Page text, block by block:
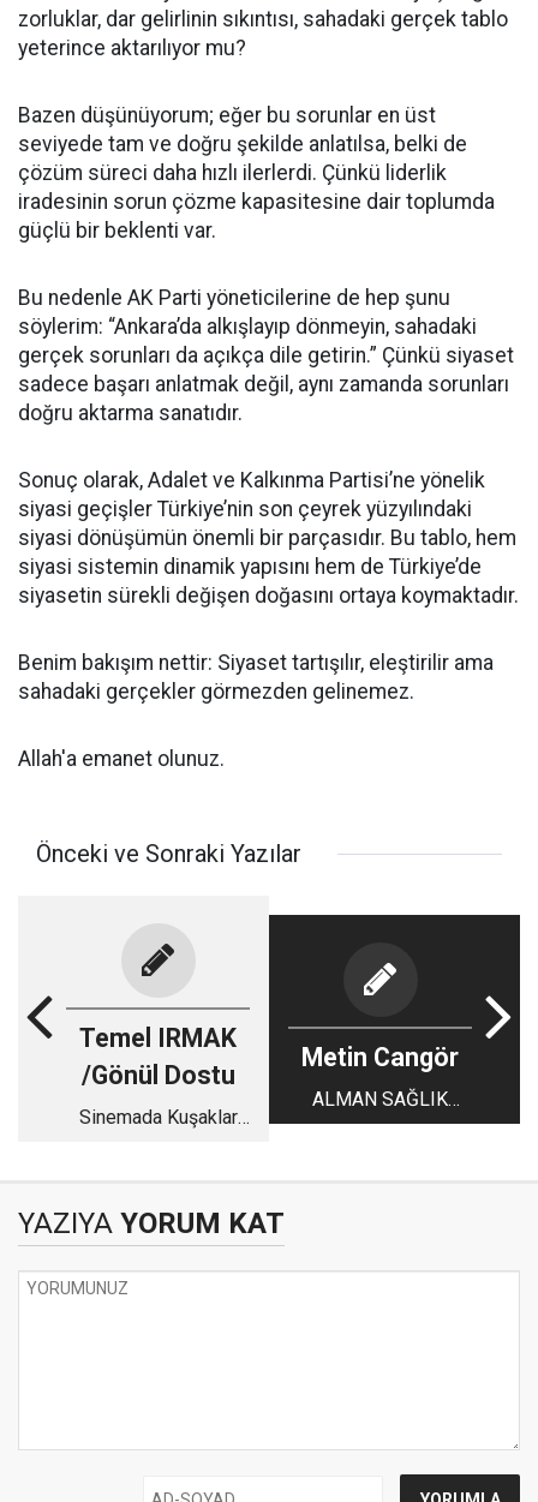
zorluklar, dar gelirlinin sıkıntısı, sahadaki gerçek tablo
yeterince aktarılıyor mu?
Bazen düşünüyorum; eğer bu sorunlar en üst
seviyede tam ve doğru şekilde anlatılsa, belki de
çözüm süreci daha hızlı ilerlerdi. Çünkü liderlik
iradesinin sorun çözme kapasitesine dair toplumda
güçlü bir beklenti var.
Bu nedenle AK Parti yöneticilerine de hep şunu
söylerim: “Ankara’da alkışlayıp dönmeyin, sahadaki
gerçek sorunları da açıkça dile getirin.” Çünkü siyaset
sadece başarı anlatmak değil, aynı zamanda sorunları
doğru aktarma sanatıdır.
Sonuç olarak, Adalet ve Kalkınma Partisi’ne yönelik
siyasi geçişler Türkiye’nin son çeyrek yüzyılındaki
siyasi dönüşümün önemli bir parçasıdır. Bu tablo, hem
siyasi sistemin dinamik yapısını hem de Türkiye’de
siyasetin sürekli değişen doğasını ortaya koymaktadır.
Benim bakışım nettir: Siyaset tartışılır, eleştirilir ama
sahadaki gerçekler görmezden gelinemez.
Allah'a emanet olunuz.
Önceki ve Sonraki Yazılar
Temel IRMAK
/Gönül Dostu
Sinemada Kuşaklar
Metin Cangör
ALMAN SAĞLIK
SEKTÖRÜ
YAZIYA YORUM KAT